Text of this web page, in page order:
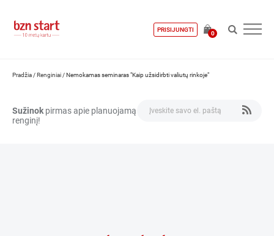
PRISIJUNGTI
0
Pradžia /Renginiai /Nemokamas seminaras "Kaip užsidirbti valiutų rinkoje"
Sužinok pirmas apie planuojamą
renginį!